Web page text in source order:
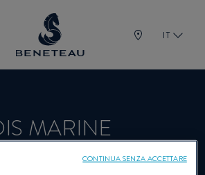
IT
MARINE
CONTINUA SENZA ACCETTARE